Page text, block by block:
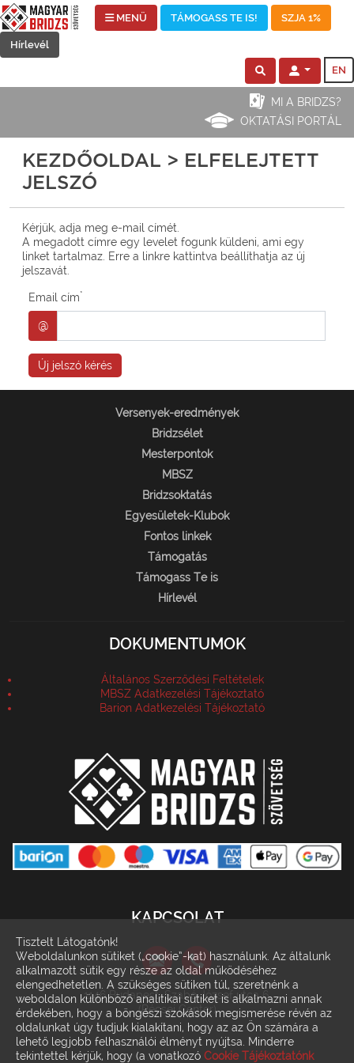
MENÜ TÁMOGASS TE IS! SZJA 1%
Hírlevél
EN
MI A BRIDZS?
OKTATÁSI PORTÁL
KEZDŐOLDAL > ELFELEJTETT
JELSZÓ
Kérjük, adja meg e-mail címét.
A megadott címre egy levelet fogunk küldeni, ami egy
linket tartalmaz. Erre a linkre kattintva beállíthatja az új
jelszavát.
Email cím*
@
Új jelszó kérés
Versenyek-eredmények
Bridzsélet
Mesterpontok
MBSZ
Bridzsoktatás
Egyesületek-Klubok
Fontos linkek
Támogatás
Támogass Te is
Hírlevél
DOKUMENTUMOK
Általános Szerződési Feltételek
MBSZ Adatkezelési Tájékoztató
Barion Adatkezelési Tájékoztató
KAPCSOLAT
1146 Budapest, Szabó József utca 6.
(Récsei Center)
Tisztelt Látogatónk!
Weboldalunkon sütiket („cookie”-kat) használunk. Az általunk
alkalmazott sütik egy része az oldal működéséhez
elengedhetetlen. A szükséges sütiken túl, szeretnénk a
weboldalon különböző analitikai sütiket is alkalmazni annak
érdekében, hogy a böngészi szokások megismerése révén az
oldalunkat úgy tudjuk kialakítani, hogy az az Ön számára a
lehető legjobb felhasználói élményt nyújtsa. Minderre
tekintettel kérjük, hogy (a vonatkozó Cookie Tájékoztatónk